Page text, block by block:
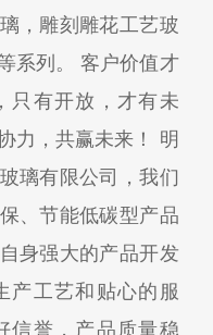
，雕刻雕花工艺玻
系列。 客户价值才
只有开放，才有未
力，共赢未来！ 明
璃有限公司，我们
、节能低碳型产品
身强大的产品开发
产工艺和贴心的服
信誉，产品质量稳